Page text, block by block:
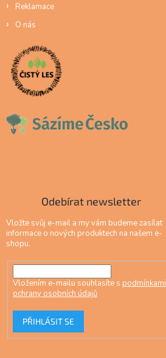
Reklamace
O nás
Odebírat newsletter
Vložte svůj e-mail a my vám budeme zasílat
informace o nových produktech na našem e-
shopu.
Vložením e-mailu souhlasíte s podmínkami
ochrany osobních údajů
PŘIHLÁSIT SE